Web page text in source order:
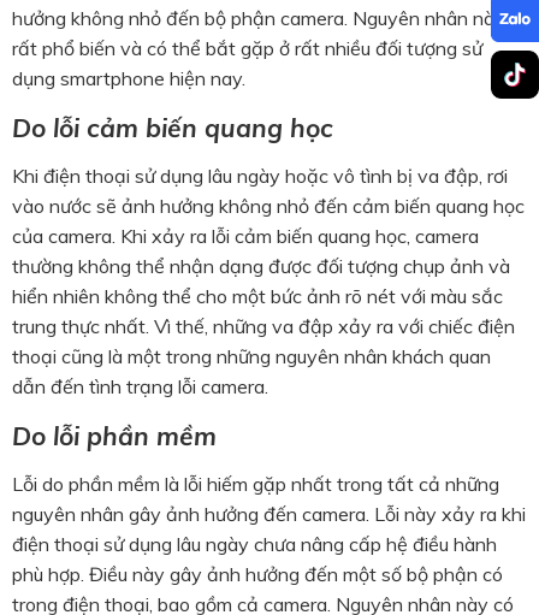
hưởng không nhỏ đến bộ phận camera. Nguyên nhân này
rất phổ biến và có thể bắt gặp ở rất nhiều đối tượng sử
dụng smartphone hiện nay.
Do lỗi cảm biến quang học
Khi điện thoại sử dụng lâu ngày hoặc vô tình bị va đập, rơi
vào nước sẽ ảnh hưởng không nhỏ đến cảm biến quang học
của camera. Khi xảy ra lỗi cảm biến quang học, camera
thường không thể nhận dạng được đối tượng chụp ảnh và
hiển nhiên không thể cho một bức ảnh rõ nét với màu sắc
trung thực nhất. Vì thế, những va đập xảy ra với chiếc điện
thoại cũng là một trong những nguyên nhân khách quan
dẫn đến tình trạng lỗi camera.
Do lỗi phần mềm
Lỗi do phần mềm là lỗi hiếm gặp nhất trong tất cả những
nguyên nhân gây ảnh hưởng đến camera. Lỗi này xảy ra khi
điện thoại sử dụng lâu ngày chưa nâng cấp hệ điều hành
phù hợp. Điều này gây ảnh hưởng đến một số bộ phận có
trong điện thoại, bao gồm cả camera. Nguyên nhân này có